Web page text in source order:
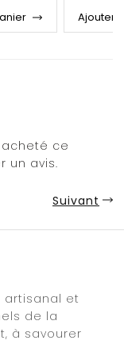
Ajouter
ce
un avis.
Suivant
artisanal et
de la
à savourer